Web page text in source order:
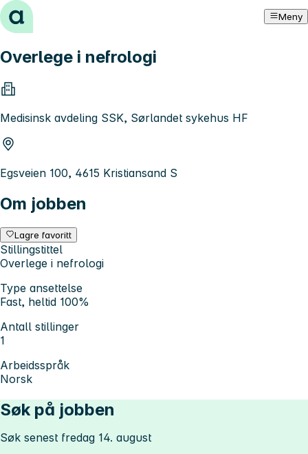
Hopp til innhold Meny
Overlege i nefrologi
Medisinsk avdeling SSK, Sørlandet sykehus HF
Egsveien 100, 4615 Kristiansand S
Om jobben
Lagre favoritt
Stillingstittel
Overlege i nefrologi
Type ansettelse
Fast, heltid 100%
Antall stillinger
1
Arbeidsspråk
Norsk
Søk på jobben
Søk senest fredag 14. august